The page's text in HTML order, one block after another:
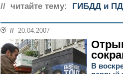
// читайте тему: ГИБДД и
// 20.04.2007
В